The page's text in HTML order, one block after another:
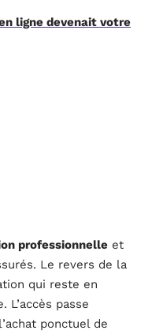
ligne devenait votre
professionnelle et
Le revers de la
qui reste en
L’accès passe
ponctuel de